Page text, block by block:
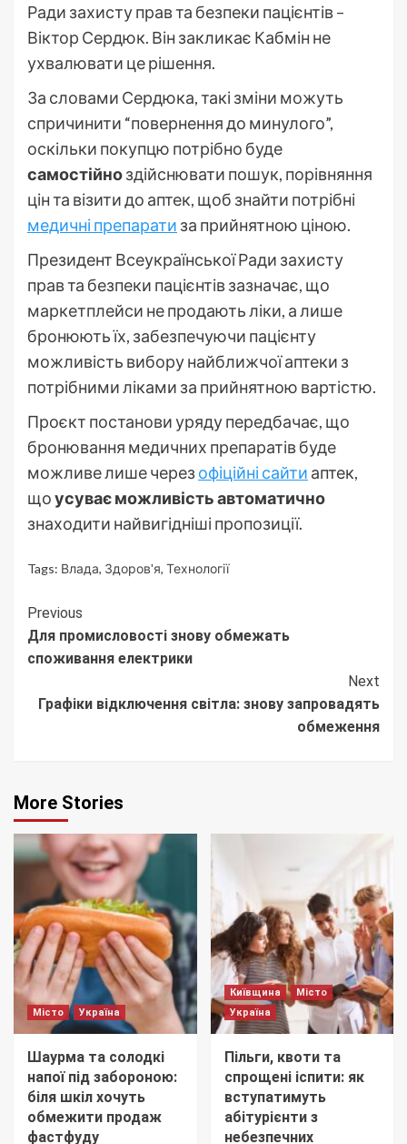
Ради захисту прав та безпеки пацієнтів –
Віктор Сердюк. Він закликає Кабмін не
ухвалювати це рішення.
За словами Сердюка, такі зміни можуть
спричинити “повернення до минулого”,
оскільки покупцю потрібно буде
самостійноздійснювати пошук, порівняння
цін та візити до аптек, щоб знайти потрібні
медичні препарати за прийнятною ціною.
Президент Всеукраїнської Ради захисту
прав та безпеки пацієнтів зазначає, що
маркетплейси не продають ліки, а лише
бронюють їх, забезпечуючи пацієнту
можливість вибору найближчої аптеки з
потрібними ліками за прийнятною вартістю.
Проєкт постанови уряду передбачає, що
бронювання медичних препаратів буде
можливе лише через офіційні сайти аптек,
щоусуває можливість автоматично
знаходити найвигідніші пропозиції.
Tags: Влада, Здоров'я, Технології
Continue
Reading
Previous
Для промисловості знову обмежать
споживання електрики
Next
Графіки відключення світла: знову запровадять
обмеження
More Stories
Місто Україна
Шаурма та солодкі
напої під забороною:
біля шкіл хочуть
обмежити продаж
фастфуду
Київщина
Місто
Україна
Пільги, квоти та
спрощені іспити: як
вступатимуть
абітурієнти з
небезпечних